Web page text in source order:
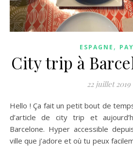
ESPAGNE ,
City trip à
22 juillet 2019
Hello ! Ça fait un petit bout de temps que je ne t’ai pas fait
d’article de city trip et
Barcelone. Hyper accessible
ville que j’adore et où tu peux